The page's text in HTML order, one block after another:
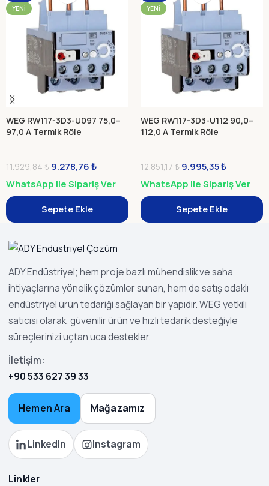
YENI
WEG RW117-3D3-U097 75,0–
97,0 A Termik Röle
11.929,84₺ 9.278,76₺
WhatsApp ile Sipariş Ver
Sepete Ekle
YENI
WEG RW117-3D3-U112 90,0–
112,0 A Termik Röle
12.851,17₺ 9.995,35₺
WhatsApp ile Sipariş Ver
Sepete Ekle
ADY Endüstriyel; hem proje bazlı mühendislik ve saha
ihtiyaçlarına yönelik çözümler sunan, hem de satış odaklı
endüstriyel ürün tedariği sağlayan bir yapıdır. WEG yetkili
satıcısı olarak, güvenilir ürün ve hızlı tedarik desteğiyle
süreçlerinizi uçtan uca destekler.
İletişim:
+90 533 627 39 33
Hemen Ara Mağazamız
LinkedIn Instagram
Linkler